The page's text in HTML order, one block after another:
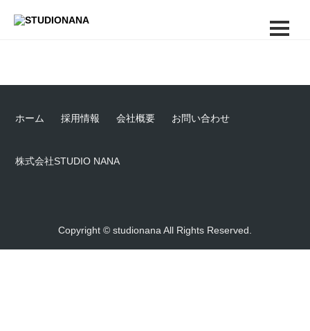
ホーム 採用情報 会社概要 お問い合わせ
株式会社STUDIO NANA
Copyright © studionana All Rights Reserved.